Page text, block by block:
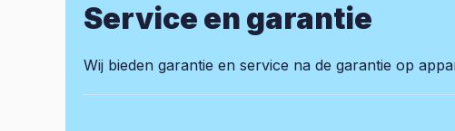
Service en garantie
Wij bieden garantie en service na de garantie op